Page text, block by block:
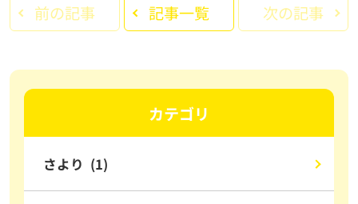
前の記事 記事一覧 次の記事
カテゴリ
さより (1)